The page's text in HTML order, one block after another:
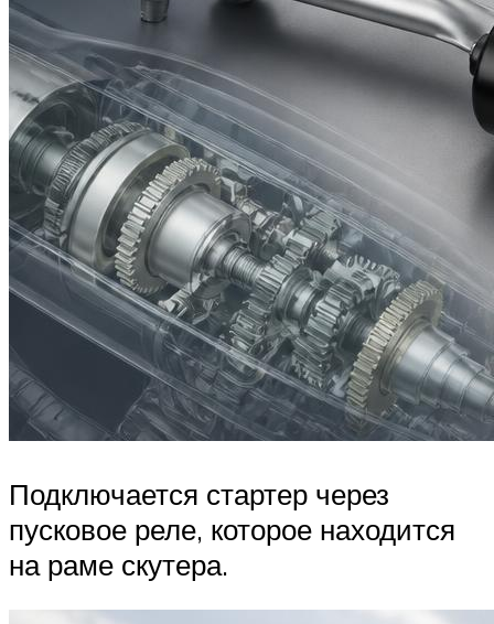
Подключается стартер через
пусковое реле, которое находится
на раме скутера.